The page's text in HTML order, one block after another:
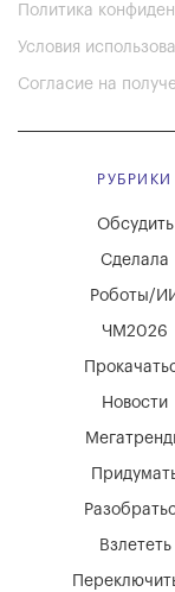
Политика
Условия
Согласие на
РУБРИКИ
Взлететь
Новости
Обсудить
Сделала
Роботы/
ЧМ2026